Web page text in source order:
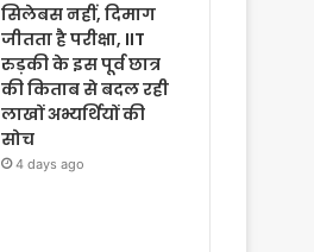
सिलेबस नहीं, दिमाग
जीतता है परीक्षा, IIT
रुड़की के इस पूर्व छात्र
की किताब से बदल रही
लाखों अभ्यर्थियों की
सोच
4 days ago